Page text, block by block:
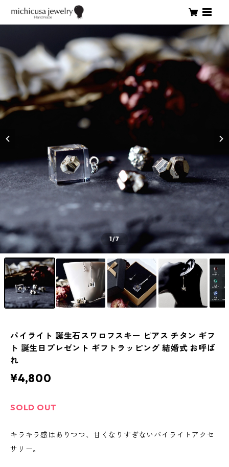
1/7
パイライト 誕生石スワロフスキー ピアス チタン ギフ
ト 誕生日プレゼント ギフトラッピング 結婚式 お呼ば
れ
¥4,800
SOLD OUT
キラキラ感はありつつ、甘くなりすぎないパイライトアクセ
サリー。